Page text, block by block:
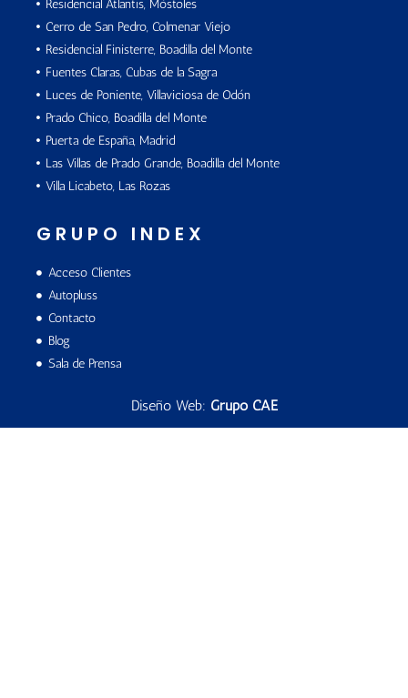
Residencial Atlantis, Móstoles
Cerro de San Pedro, Colmenar Viejo
Residencial Finisterre, Boadilla del Monte
Fuentes Claras, Cubas de la Sagra
Luces de Poniente, Villaviciosa de Odón
Prado Chico, Boadilla del Monte
Puerta de España, Madrid
Las Villas de Prado Grande, Boadilla del Monte
Villa Licabeto, Las Rozas
GRUPO INDEX
Acceso Clientes
Autopluss
Contacto
Blog
Sala de Prensa
Diseño Web: Grupo CAE